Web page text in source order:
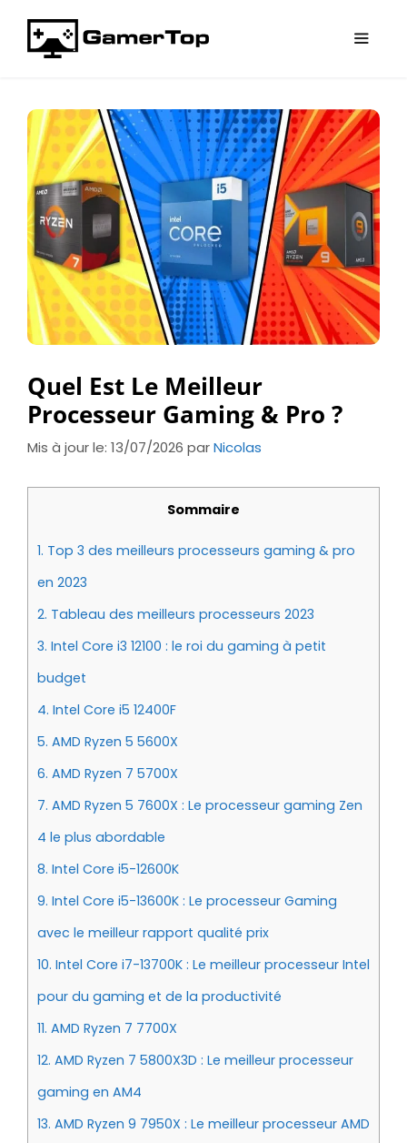
Quel Est Le Meilleur
Processeur Gaming & Pro ?
Mis à jour le: 13/07/2026 parNicolas
Sommaire
1. Top 3 des meilleurs processeurs gaming & pro
en 2023
2. Tableau des meilleurs processeurs 2023
3. Intel Core i3 12100 : le roi du gaming à petit
budget
4. Intel Core i5 12400F
5. AMD Ryzen 5 5600X
6. AMD Ryzen 7 5700X
7. AMD Ryzen 5 7600X : Le processeur gaming Zen
4 le plus abordable
8. Intel Core i5-12600K
9. Intel Core i5-13600K : Le processeur Gaming
avec le meilleur rapport qualité prix
10. Intel Core i7-13700K : Le meilleur processeur Intel
pour du gaming et de la productivité
11. AMD Ryzen 7 7700X
12. AMD Ryzen 7 5800X3D : Le meilleur processeur
gaming en AM4
13. AMD Ryzen 9 7950X : Le meilleur processeur AMD